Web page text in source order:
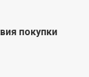
покупки